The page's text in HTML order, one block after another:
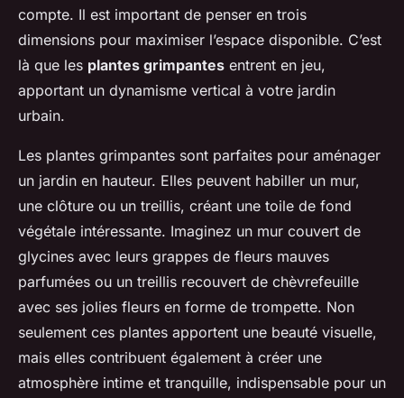
compte. Il est important de penser en trois
dimensions pour maximiser l’espace disponible. C’est
là que les plantes grimpantes entrent en jeu,
apportant un dynamisme vertical à votre jardin
urbain.
Les plantes grimpantes sont parfaites pour aménager
un jardin en hauteur. Elles peuvent habiller un mur,
une clôture ou un treillis, créant une toile de fond
végétale intéressante. Imaginez un mur couvert de
glycines avec leurs grappes de fleurs mauves
parfumées ou un treillis recouvert de chèvrefeuille
avec ses jolies fleurs en forme de trompette. Non
seulement ces plantes apportent une beauté visuelle,
mais elles contribuent également à créer une
atmosphère intime et tranquille, indispensable pour un